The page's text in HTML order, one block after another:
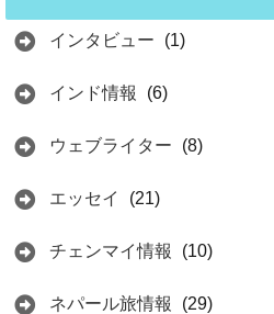
インタビュー (1)
インド情報 (6)
ウェブライター (8)
エッセイ (21)
チェンマイ情報 (10)
ネパール旅情報 (29)